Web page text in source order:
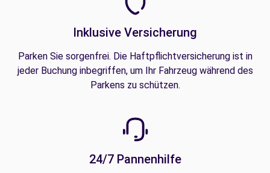
Inklusive Versicherung
Parken Sie sorgenfrei. Die Haftpflichtversicherung ist in
jeder Buchung inbegriffen, um Ihr Fahrzeug während des
Parkens zu schützen.
24/7 Pannenhilfe